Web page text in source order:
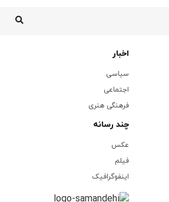
اخبار
سیاسی
اجتماعی
فرهنگی هنری
چند رسانه
عکس
فیلم
اینفوگرافیک